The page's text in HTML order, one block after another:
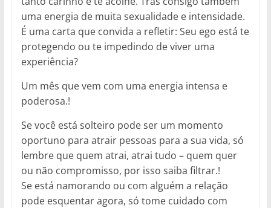
uma energia de muita sexualidade e intensidade.
É uma carta que convida a refletir: Seu ego está te
protegendo ou te impedindo de viver uma
experiência?
Um mês que vem com uma energia intensa e
poderosa.!
Se você está solteiro pode ser um momento
oportuno para atrair pessoas para a sua vida, só
lembre que quem atrai, atrai tudo – quem quer
ou não compromisso, por isso saiba filtrar.!
Se está namorando ou com alguém a relação
pode esquentar agora, só tome cuidado com